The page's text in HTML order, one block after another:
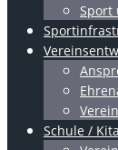
Sport
Schule /